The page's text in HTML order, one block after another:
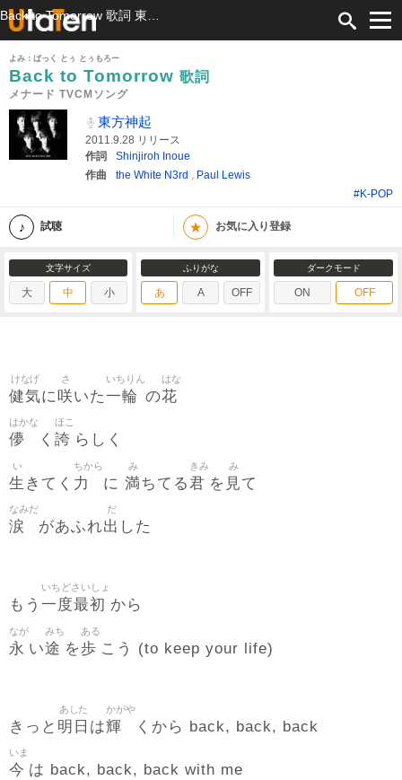
よみ：ばっく とぅ とぅもろー
Back to Tomorrow 歌詞
メナード TVCMソング
東方神起
2011.9.28 リリース
作詞
Shinjiroh Inoue
作曲
the White N3rd , Paul Lewis
#K-POP
試聴 ★ お気に入り登録
文字サイズ
大 中 小
ふりがな
あ A OFF
ダークモード
ON OFF
健気
けなげ
に咲
さ
いた一輪
いちりん
の花
はな
儚
はかな
く 誇
ほこ
らしく
生
い
きてく 力
ちから
に 満
み
ちてる君
きみ
を 見
み
て
涙
なみだ
があふれ出
だ
した
もう 一度最初
いちどさいしょ
から
永
なが
い途
みち
を歩
ある
こう (to keep your life)
きっと 明日
あした
は輝
かがや
くから back, back, back
今
いま
は back, back, back with me